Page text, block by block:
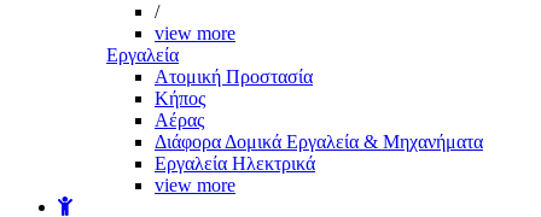
/
view more
Εργαλεία
Aτομική Προστασία
Kήπος
Αέρας
Διάφορα Δομικά Εργαλεία & Μηχανήματα
Εργαλεία Ηλεκτρικά
view more